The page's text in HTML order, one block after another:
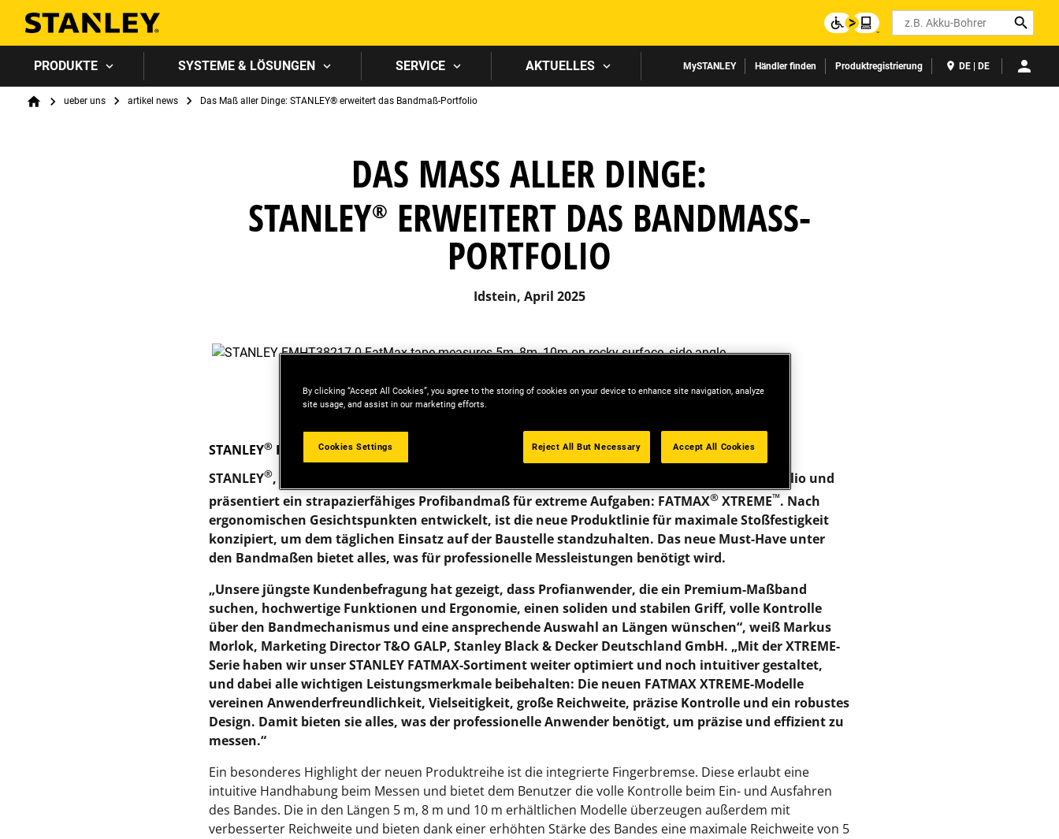
Search
PRODUKTE SYSTEME & LÖSUNGEN SERVICE AKTUELLES MySTANLEY Händler finden Produktregistrierung DE | DE
Breadcrumb
Homeueber uns artikel news Das Maß aller Dinge: STANLEY® erweitert das Bandmaß-Portfolio
DAS MASS ALLER DINGE:
STANLEY® ERWEITERT DAS BANDMASS-P
ORTFOLIO
Idstein, April 2025
STANLEY® FATMAX®XTREME
– strapazierfähiges Profiband für extreme Aufgaben
STANLEY®, der weltweit führende Hersteller von Bandmaßen, erweitert das FATMAX
-Portfolio und
präsentiert ein strapazierfähiges Profibandmaß für extreme Aufgaben: FATMAX® XTREME™. Nach
ergonomischen Gesichtspunkten entwickelt, ist die neue Produktlinie für maximale Stoßfestigkeit
konzipiert, um dem täglichen Einsatz auf der Baustelle standzuhalten. Das neue Must-Have unter
den Bandmaßen bietet alles, was für professionelle Messleistungen benötigt wird.
„Unsere jüngste Kundenbefragung hat gezeigt, dass Profianwender, die ein Premium-Maßband
suchen, hochwertige Funktionen und Ergonomie, einen soliden und stabilen Griff, volle Kontrolle
über den Bandmechanismus und eine ansprechende Auswahl an Längen wünschen“, weiß Markus
Morlok, Marketing Director T&O GALP, Stanley Black & Decker Deutschland GmbH. „Mit der XTREME-
Serie haben wir unser STANLEY FATMAX-Sortiment weiter optimiert und noch intuitiver gestaltet,
und dabei alle wichtigen Leistungsmerkmale beibehalten: Die neuen FATMAX XTREME-Modelle
vereinen Anwenderfreundlichkeit, Vielseitigkeit, große Reichweite, präzise Kontrolle und ein robustes
Design. Damit bieten sie alles, was der professionelle Anwender benötigt, um präzise und effizient zu
messen.“
Ein besonderes Highlight der neuen Produktreihe ist die integrierte Fingerbremse. Diese erlaubt eine
intuitive Handhabung beim Messen und bietet dem Benutzer die volle Kontrolle beim Ein- und Ausfahren
des Bandes. Die in den Längen 5 m, 8 m und 10 m erhältlichen Modelle überzeugen außerdem mit
verbesserter Reichweite und bieten dank einer erhöhten Stärke des Bandes eine maximale Reichweite von 5
By clicking “Accept All Cookies”, you agree to the storing of cookies on your device to enhance site navigation, analyze
site usage, and assist in our marketing efforts.
Cookies Settings Reject All But Necessary Accept All Cookies